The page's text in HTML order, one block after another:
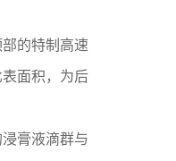
的特制高速
面积，为后
膏液滴群与